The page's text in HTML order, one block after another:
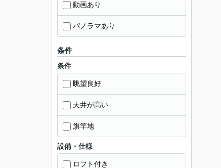
動画あり
パノラマあり
条件
条件
眺望良好
天井が高い
旗竿地
設備・仕様
ロフト付き